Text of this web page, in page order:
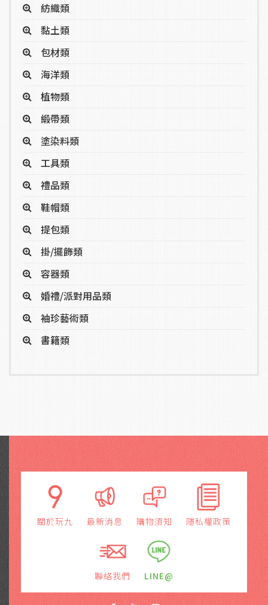
紡織類
黏土類
包材類
海洋類
植物類
緞帶類
塗染料類
工具類
禮品類
鞋帽類
提包類
掛/擺飾類
容器類
婚禮/派對用品類
袖珍藝術類
書籍類
關於玩九 最新消息 購物須知 隱私權政策
聯絡我們 LINE@